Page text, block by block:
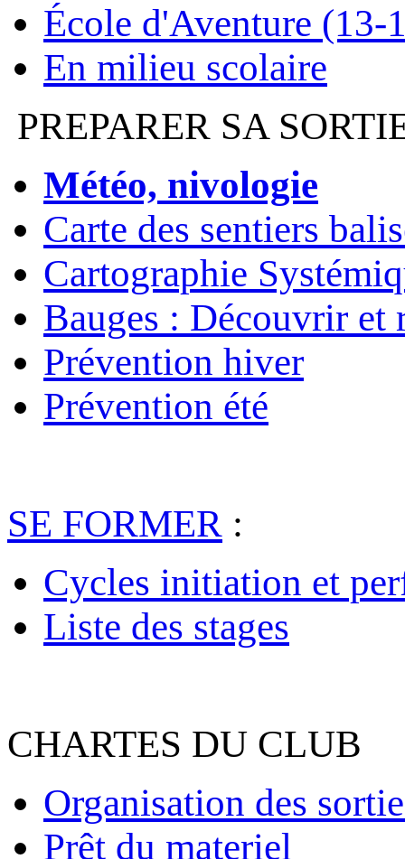
École d'Aventure (13-
En milieu scolaire
PREPARER SA
Météo, nivologie
Carte des sentiers
Cartographie
Bauges : Découvrir et
Prévention hiver
Prévention été
SE FORMER :
Cycles initiation et
Liste des stages
CHARTES DU CLUB
Organisation des
Prêt du materiel